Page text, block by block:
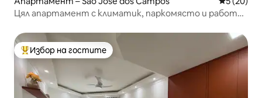
Цял апартамент с климатик, паркомясто и работно
Най-популярен избор на гостите
Избор на гостите